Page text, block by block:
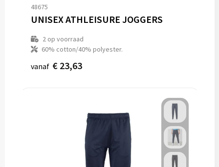
48675
UNISEX ATHLEISURE JOGGERS
2op voorraad
60% cotton/40% polyester.
vanaf € 23,63